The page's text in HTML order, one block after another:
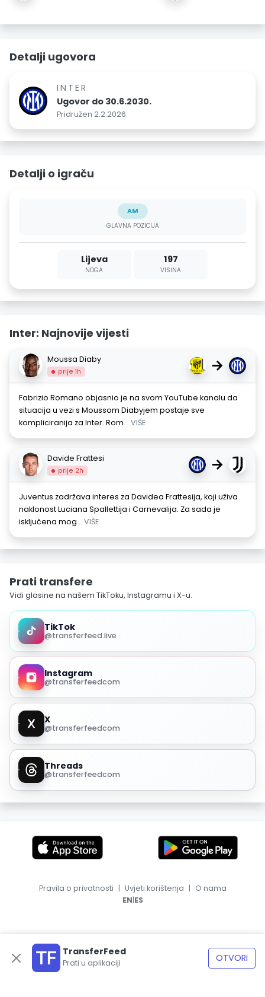
Detalji ugovora
INTER
Ugovor do 30.6.2030.
Pridružen 2.2.2026.
Detalji o igraču
AM
GLAVNA POZICIJA
Lijeva
NOGA
197
VISINA
Inter: Najnovije vijesti
Moussa Diaby
prije 1h →
Fabrizio Romano objasnio je na svom YouTube kanalu da
situacija u vezi s Moussom Diabyjem postaje sve
kompliciranija za Inter. Rom... VIŠE
Davide Frattesi
prije 2h →
Juventus zadržava interes za Davidea Frattesija, koji uživa
naklonost Luciana Spallettija i Carnevalija. Za sada je
isključena mog... VIŠE
Prati transfere
Vidi glasine na našem TikToku, Instagramu i X-u.
TikTok
@transferfeed.live
Instagram
@transferfeedcom
X
@transferfeedcom
Threads
@transferfeedcom
TransferFeed
Prati u aplikaciji OTVORI
Pravila o privatnosti | Uvjeti korištenja | O nama
EN|ES